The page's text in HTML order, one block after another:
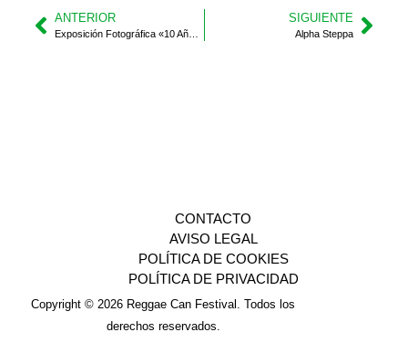
ANTERIOR SIGUIENTE
Alpha Steppa
CONTACTO
AVISO LEGAL
POLÍTICA DE COOKIES
POLÍTICA DE PRIVACIDAD
Copyright © 2026 Reggae Can Festival. Todos los
derechos reservados.